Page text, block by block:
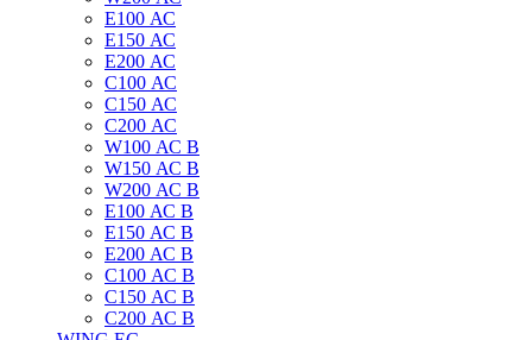
E100 АС
E150 АС
E200 АС
C100 АС
C150 АС
C200 АС
W100 АС B
W150 АС B
W200 АС B
E100 АС B
E150 АС B
E200 АС B
C100 АС B
C150 АС B
C200 АС B